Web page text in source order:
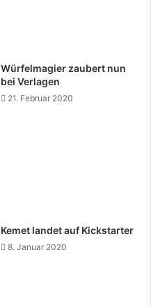
Würfelmagier zaubert nun
bei Verlagen
21. Februar 2020
Kemet landet auf Kickstarter
8. Januar 2020